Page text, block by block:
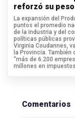
reforzó su
La expansión del
puntos el promedio
de la industria y del
políticas públicas
Virginia Coudannes,
la Provincia.
“más de 6.200
millones en
Comentarios